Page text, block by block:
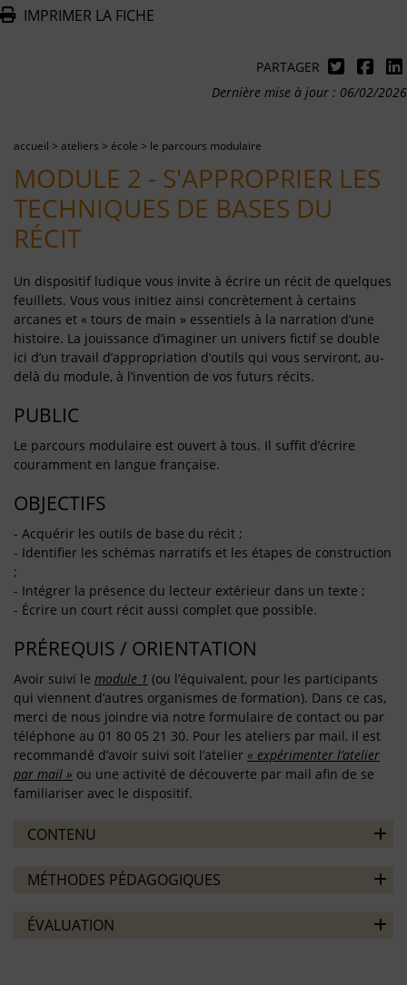
IMPRIMER LA FICHE
PARTAGER
Dernière mise à jour : 06/02/2026
accueil > ateliers > école > le parcours modulaire
MODULE 2 - S'APPROPRIER LES
TECHNIQUES DE BASES DU
RÉCIT
Un dispositif ludique vous invite à écrire un récit de quelques
feuillets. Vous vous initiez ainsi concrètement à certains
arcanes et « tours de main » essentiels à la narration d’une
histoire. La jouissance d’imaginer un univers fictif se double
ici d’un travail d’appropriation d’outils qui vous serviront, au-
delà du module, à l’invention de vos futurs récits.
PUBLIC
Le parcours modulaire est ouvert à tous. Il suffit d’écrire
couramment en langue française.
OBJECTIFS
- Acquérir les outils de base du récit ;
- Identifier les schémas narratifs et les étapes de construction
;
- Intégrer la présence du lecteur extérieur dans un texte ;
- Écrire un court récit aussi complet que possible.
PRÉREQUIS / ORIENTATION
Avoir suivi le module 1 (ou l’équivalent, pour les participants
qui viennent d’autres organismes de formation). Dans ce cas,
merci de nous joindre via notre formulaire de contact ou par
téléphone au 01 80 05 21 30. Pour les ateliers par mail, il est
recommandé d’avoir suivi soit l’atelier « expérimenter l’atelier
par mail » ou une activité de découverte par mail afin de se
familiariser avec le dispositif.
CONTENU
MÉTHODES PÉDAGOGIQUES
ÉVALUATION